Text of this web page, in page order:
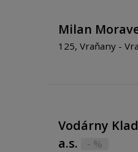
Milan
125, Vraňany -
Vodárny
a.s.
- %